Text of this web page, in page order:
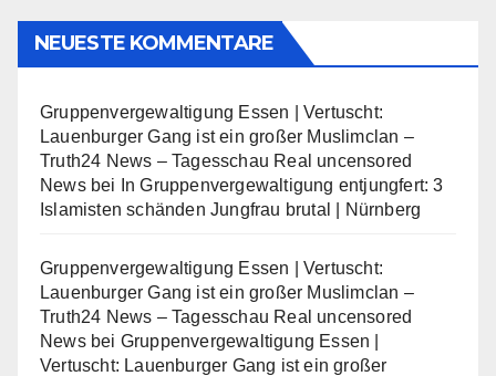
NEUESTE KOMMENTARE
Gruppenvergewaltigung Essen | Vertuscht:
Lauenburger Gang ist ein großer Muslimclan –
Truth24 News – Tagesschau Real uncensored
Newsbei
In Gruppenvergewaltigung entjungfert: 3
Islamisten schänden Jungfrau brutal | Nürnberg
Gruppenvergewaltigung Essen | Vertuscht:
Lauenburger Gang ist ein großer Muslimclan –
Truth24 News – Tagesschau Real uncensored
Newsbei Gruppenvergewaltigung Essen |
Vertuscht: Lauenburger Gang ist ein großer